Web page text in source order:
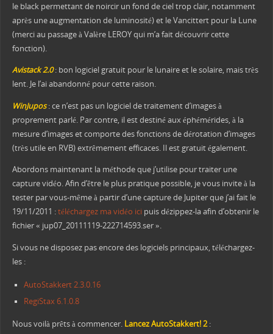
le black permettant de noircir un fond de ciel trop clair, notamment
après une augmentation de luminosité) et le Vancittert pour la Lune
(merci au passage à Valère LEROY qui m’a fait découvrir cette
fonction).
Avistack 2.0: bon logiciel gratuit pour le lunaire et le solaire, mais très
lent. Je l’ai abandonné pour cette raison.
WinJupos: ce n’est pas un logiciel de traitement d’images à
proprement parlé. Par contre, il est destiné aux éphémérides, à la
mesure d’images et comporte des fonctions de dérotation d’images
(très utile en RVB) extrêmement efficaces. Il est gratuit également.
Abordons maintenant la méthode que j’utilise pour traiter une
capture vidéo. Afin d’être le plus pratique possible, je vous invite à la
tester par vous-même à partir d’une capture de Jupiter que j’ai fait le
19/11/2011 :téléchargez ma vidéo icipuis dézippez-la afin d’obtenir le
fichier « jup07_20111119-222714593.ser ».
Si vous ne disposez pas encore des logiciels principaux, téléchargez-
les :
AutoStakkert 2.3.0.16
RegiStax 6.1.0.8
Nous voilà prêts à commencer. Lancez AutoStakkert! 2: